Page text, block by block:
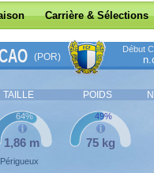
Carrière & Sélections
(POR)
Début
TAILLE POIDS
1,86 m
64%
75 kg
49%